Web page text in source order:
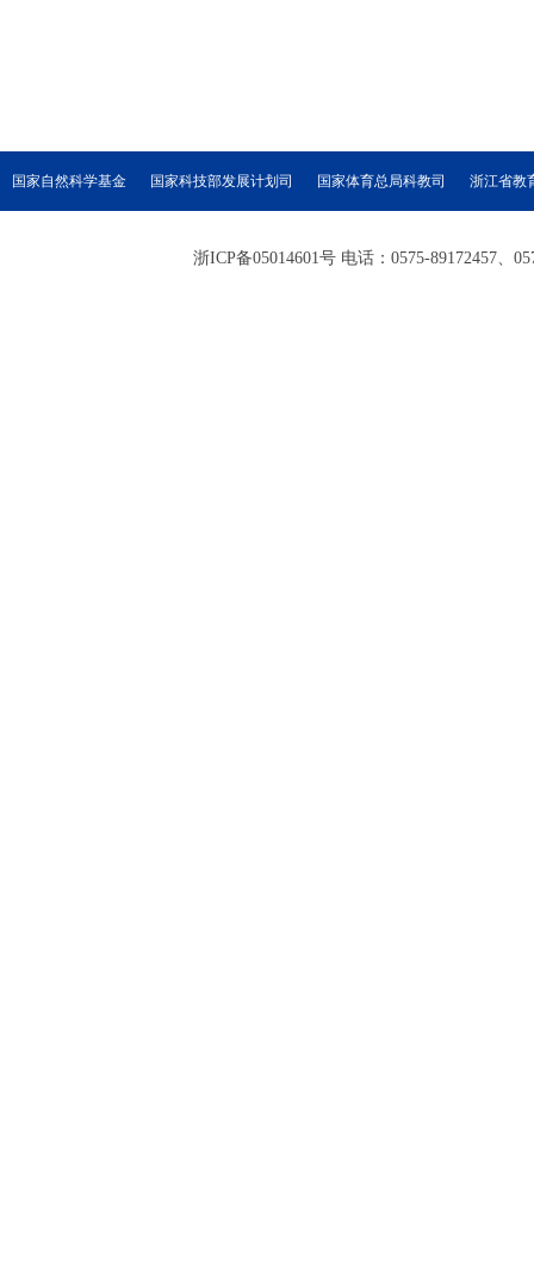
国家自然科学基金 国家科技部发展计划司 国家体育总局科教司 浙江省教
浙ICP备05014601号 电话：0575-89172457、